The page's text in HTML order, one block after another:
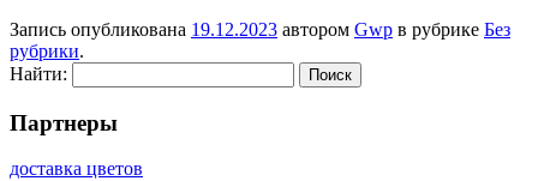
Запись опубликована 19.12.2023 автором Gwp в рубрике Без
рубрики.
Найти:
Партнеры
доставка цветов